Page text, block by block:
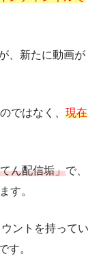
、新たに動画が
ではなく、 現在
ん配信垢」で、
す。
ントを持ってい
す。